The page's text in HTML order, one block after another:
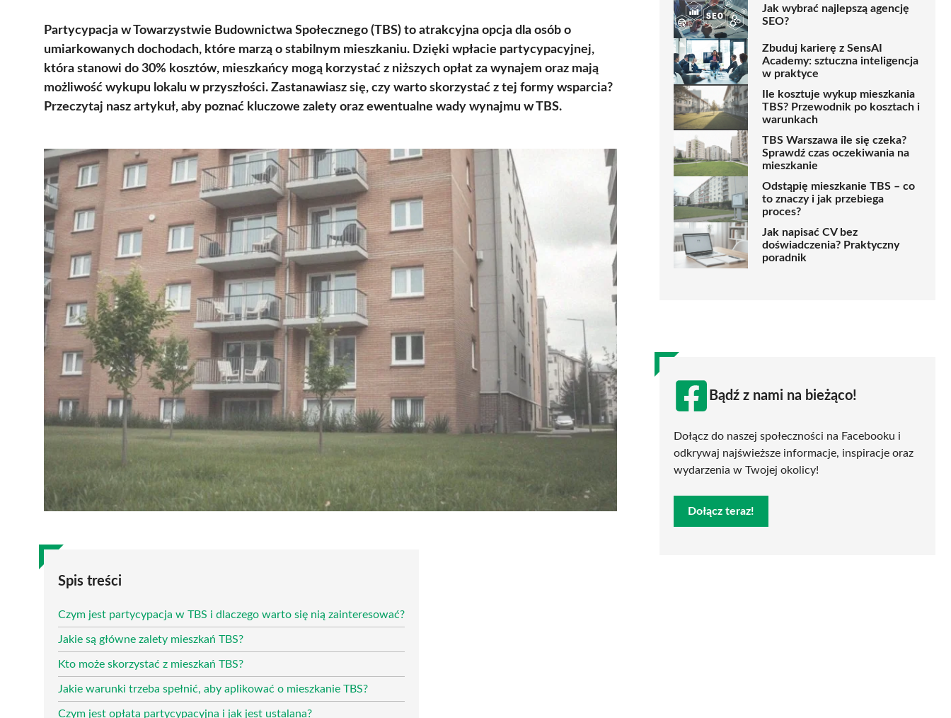
Partycypacja w Towarzystwie Budownictwa Społecznego (TBS) to atrakcyjna opcja dla osób o
umiarkowanych dochodach, które marzą o stabilnym mieszkaniu. Dzięki wpłacie partycypacyjnej,
która stanowi do 30% kosztów, mieszkańcy mogą korzystać z niższych opłat za wynajem oraz mają
możliwość wykupu lokalu w przyszłości. Zastanawiasz się, czy warto skorzystać z tej formy wsparcia?
Przeczytaj nasz artykuł, aby poznać kluczowe zalety oraz ewentualne wady wynajmu w TBS.
Spis treści
Czym jest partycypacja w TBS i dlaczego warto się nią zainteresować?
Jakie są główne zalety mieszkań TBS?
Kto może skorzystać z mieszkań TBS?
Jakie warunki trzeba spełnić, aby aplikować o mieszkanie TBS?
Czym jest opłata partycypacyjna i jak jest ustalana?
Jak wybrać najlepszą agencję
SEO?
Zbuduj karierę z SensAI
Academy: sztuczna inteligencja
w praktyce
Ile kosztuje wykup mieszkania
TBS? Przewodnik po kosztach i
warunkach
TBS Warszawa ile się czeka?
Sprawdź czas oczekiwania na
mieszkanie
Odstąpię mieszkanie TBS – co
to znaczy i jak przebiega
proces?
Jak napisać CV bez
doświadczenia? Praktyczny
poradnik
Bądź z nami na bieżąco!
Dołącz do naszej społeczności na Facebooku i
odkrywaj najświeższe informacje, inspiracje oraz
wydarzenia w Twojej okolicy!
Dołącz teraz!